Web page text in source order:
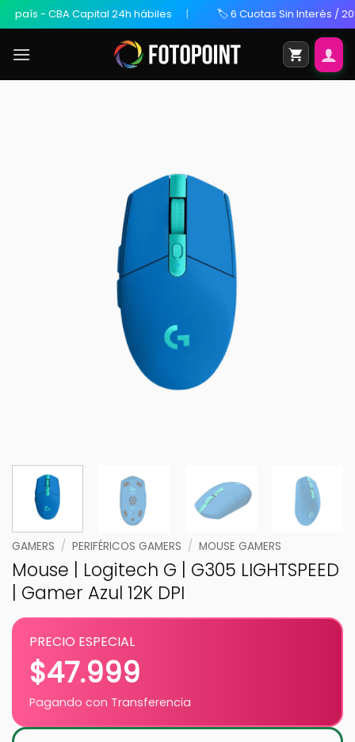
CBA Capital 24h hábiles 🏷️ 6 Cuotas Sin Interés / 20%
GAMERS / PERIFÉRICOS GAMERS / MOUSE GAMERS
Mouse | Logitech G | G305 LIGHTSPEED
| Gamer Azul 12K DPI
PRECIO ESPECIAL
$47.999
Pagando con Transferencia